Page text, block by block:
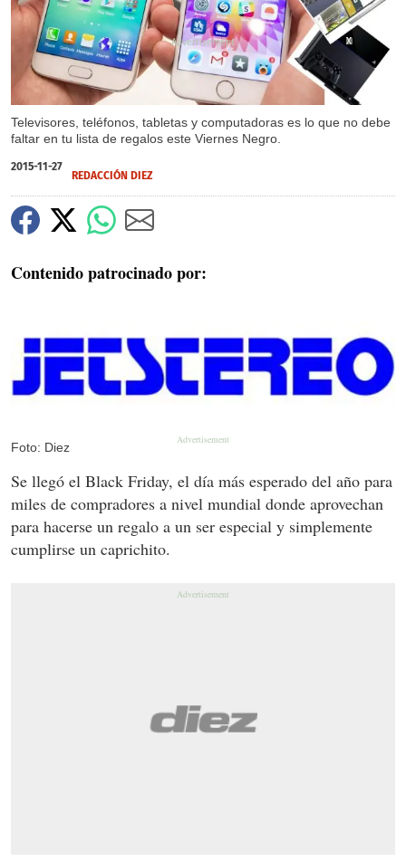
Televisores, teléfonos, tabletas y computadoras es lo que no debe
faltar en tu lista de regalos este Viernes Negro.
X
X
X
2015-11-27
REDACCIÓN DIEZ
Contenido patrocinado por:
Foto: Diez
Se llegó el Black Friday, el día más esperado del año para
miles de compradores a nivel mundial donde aprovechan
para hacerse un regalo a un ser especial y simplemente
cumplirse un caprichito.